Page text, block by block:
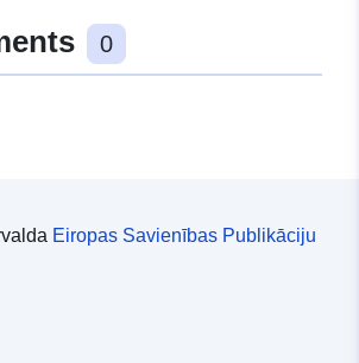
48.5865353 ], [ 9.3159509,
48.5865353 ], [ 9.3159509,
0
Eiropas Savienības Publikāciju